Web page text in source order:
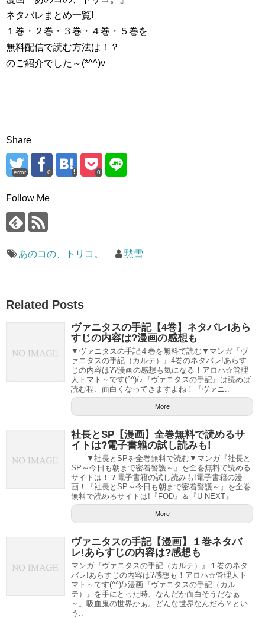
ネタバレまとめ一覧!
１巻・２巻・３巻・４巻・５巻を
無料配信で読む方法は！？
のご紹介でした～(*^^)v
Share
error 0 0
Follow Me
あのコの、トリコ。 黙雪
Related Posts
ヴァニタスの手記【4巻】ネタバレ!あら
すじの内容は?漫画の感想も
▼ヴァニタスの手記４巻を無料で読む▼マンガ『ヴ
ァニタスの手記（カルテ）』4巻のネタバレ!あらす
じの内容は??漫画の感想も気になる！アロハ☆管理
人トマト～です(^^)/♪『ヴァニタスの手記』は読めば
読む程、面白くなってきますよね！『ヴァニ..
More
社長とSP【漫画】全巻無料で読めるサ
イトは?電子書籍の試し読みも!
▼社長とSPを全巻無料で読む▼マンガ『社長と
SP～今日も朝まで密着警護～』を全巻無料で読める
サイトは！？電子書籍の試し読みも!電子書籍の漫
画！『社長とSP～今日も朝まで密着警護～』を全巻
無料で読めるサイトは!『FOD』＆『U-NEXT』
More
ヴァニタスの手記【漫画】１巻ネタバ
レ!あらすじの内容は?感想も
マンガ『ヴァニタスの手記（カルテ）』１巻のネタ
バレ!あらすじの内容は?感想も！アロハ☆管理人ト
マト～です(^^)/♪漫画『ヴァニタスの手記（カル
テ）』を手にとった時、なんだか面白そうだなぁ
～。吸血鬼の世界かぁ。どんな世界なんだろ？とい
う..